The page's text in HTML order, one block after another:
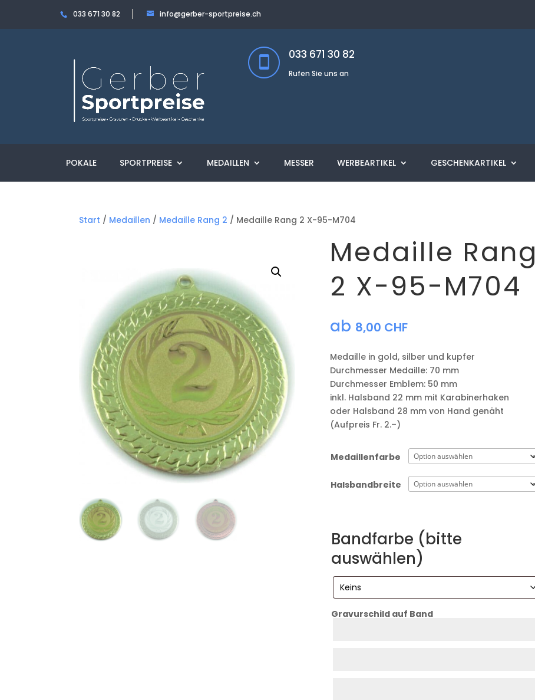
033 671 30 82 info@gerber-sportpreise.ch
033 671 30 82
Rufen Sie uns an
POKALE SPORTPREISE MEDAILLEN MESSER WERBEARTIKEL GESCHENKARTIKEL
Start / Medaillen / Medaille Rang 2 / Medaille Rang 2 X-95-M704
Medaille Rang
2 X-95-M704
ab 8,00 CHF
Medaille in gold, silber und kupfer
​Durchmesser Medaille: 70 mm
Durchmesser Emblem: 50 mm
​inkl. Halsband 22 mm mit Karabinerhaken
oder Halsband 28 mm von Hand genäht
(Aufpreis Fr. 2.–)
Medaillenfarbe
Halsbandbreite
Bandfarbe (bitte
auswählen)
Gravurschild auf Band